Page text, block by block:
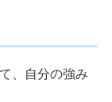
、自分の強み